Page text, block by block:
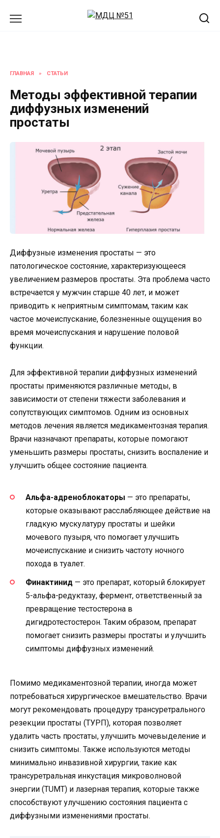
ГЛАВНАЯ » СТАТЬИ
Методы эффективной терапии
диффузных изменений
простаты
Диффузные изменения простаты — это
патологическое состояние, характеризующееся
увеличением размеров простаты. Эта проблема часто
встречается у мужчин старше 40 лет, и может
приводить к неприятным симптомам, таким как
частое мочеиспускание, болезненные ощущения во
время мочеиспускания и нарушение половой
функции.
Для эффективной терапии диффузных изменений
простаты применяются различные методы, в
зависимости от степени тяжести заболевания и
сопутствующих симптомов. Одним из основных
методов лечения является медикаментозная терапия.
Врачи назначают препараты, которые помогают
уменьшить размеры простаты, снизить воспаление и
улучшить общее состояние пациента.
Альфа-адреноблокаторы — это препараты,
которые оказывают расслабляющее действие на
гладкую мускулатуру простаты и шейки
мочевого пузыря, что помогает улучшить
мочеиспускание и снизить частоту ночного
похода в туалет.
Финактинид — это препарат, который блокирует
5-альфа-редуктазу, фермент, ответственный за
превращение тестостерона в
дигидротестостерон. Таким образом, препарат
помогает снизить размеры простаты и улучшить
симптомы диффузных изменений.
Помимо медикаментозной терапии, иногда может
потребоваться хирургическое вмешательство. Врачи
могут рекомендовать процедуру трансуретрального
резекции простаты (ТУРП), которая позволяет
удалить часть простаты, улучшить мочевыделение и
снизить симптомы. Также используются методы
минимально инвазивной хирургии, такие как
трансуретральная инкустация микроволновой
энергии (TUMT) и лазерная терапия, которые также
способствуют улучшению состояния пациента с
диффузными изменениями простаты.